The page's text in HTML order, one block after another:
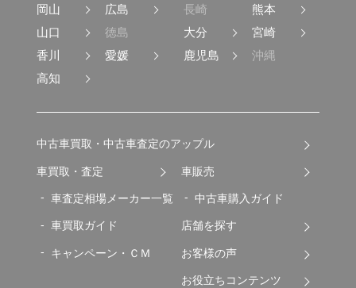
岡山
広島
山口
徳島
香川
愛媛
高知
長崎
熊本
大分
宮崎
鹿児島
沖縄
中古車買取・中古車査定のアップル
車買取・査定
車査定相場メーカー一覧
車買取ガイド
キャンペーン・ＣＭ
車販売
中古車購入ガイド
店舗を探す
お客様の声
お役立ちコンテンツ